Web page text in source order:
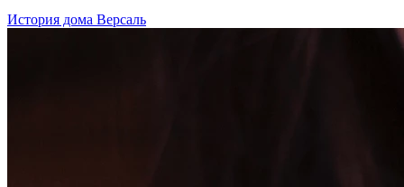
История дома Версаль